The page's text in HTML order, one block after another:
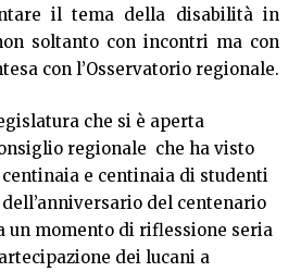
il tema della disabilità in
soltanto con incontri ma con
con l’Osservatorio regionale.
che si è aperta
regionale che ha visto
e centinaia di studenti
del centenario
un momento di riflessione seria
dei lucani a